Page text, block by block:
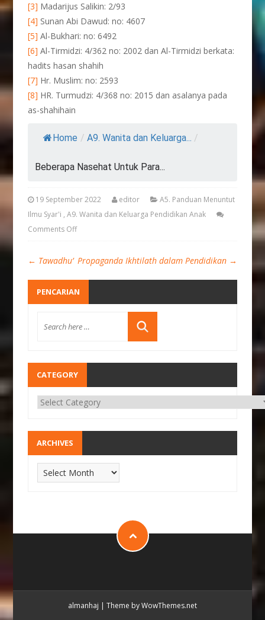
[3] Madarijus Salikin: 2/93
[4] Sunan Abi Dawud: no: 4607
[5] Al-Bukhari: no: 6492
[6] Al-Tirmidzi: 4/362 no: 2002 dan Al-Tirmidzi berkata:
hadits hasan shahih
[7] Hr. Muslim: no: 2593
[8] HR. Turmudzi: 4/368 no: 2015 dan asalanya pada
as-shahihain
Home / A9. Wanita dan Keluarga... /
Beberapa Nasehat Untuk Para...
19 September 2022 editor
A5. Panduan Menuntut
Ilmu Syar'i ,A9. Wanita dan Keluarga Pendidikan Anak
Comments Off
← Tawadhu’ Propaganda Ikhtilath dalam Pendidikan →
PENCARIAN
CATEGORY
ARCHIVES
almanhaj | Theme by WowThemes.net